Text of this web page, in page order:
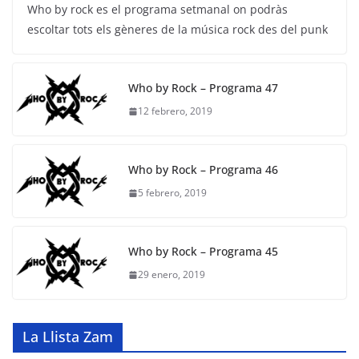
c
b
o
o
itt e
m
at
p
p
ai
Who by rock es el programa setmanal on podràs
escoltar tots els gèneres de la música rock des del punk
Who by Rock – Programa 47
12 febrero, 2019
Who by Rock – Programa 46
5 febrero, 2019
Who by Rock – Programa 45
29 enero, 2019
La Llista Zam